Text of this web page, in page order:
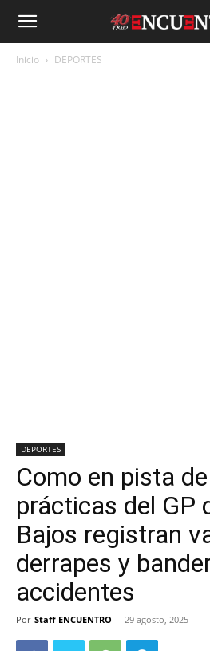
Inicio DEPORTES
DEPORTES
Como en pista
prácticas del GP
Bajos registran
derrapes y
accidentes
Por Staff ENCUENTRO - 29 agosto, 2025